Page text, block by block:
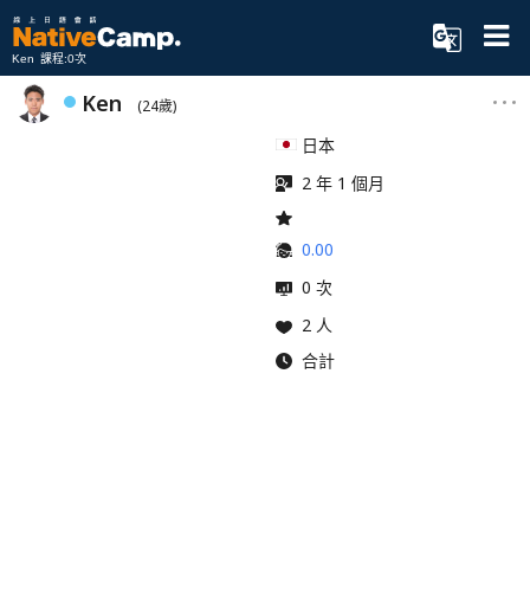
Ken 課程:0次
Ken (24歲)
日本
2 年 1 個月
0.00
0 次
2 人
合計